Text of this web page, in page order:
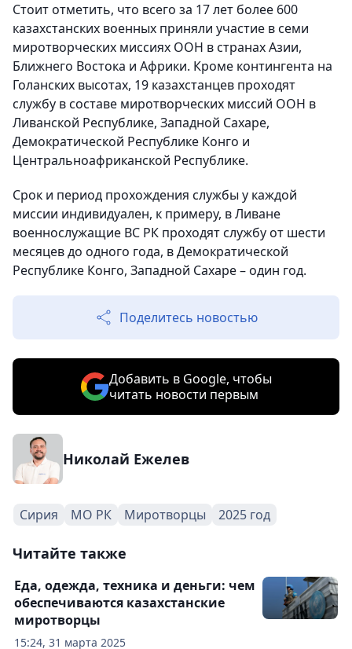
Стоит отметить, что всего за 17 лет более 600
казахстанских военных приняли участие в семи
миротворческих миссиях ООН в странах Азии,
Ближнего Востока и Африки. Кроме контингента на
Голанских высотах, 19 казахстанцев проходят
службу в составе миротворческих миссий ООН в
Ливанской Республике, Западной Сахаре,
Демократической Республике Конго и
Центральноафриканской Республике.
Срок и период прохождения службы у каждой
миссии индивидуален, к примеру, в Ливане
военнослужащие ВС РК проходят службу от шести
месяцев до одного года, в Демократической
Республике Конго, Западной Сахаре – один год.
Поделитесь новостью
Добавить в Google, чтобы
читать новости первым
Николай Ежелев
Сирия МО РК Миротворцы 2025 год
Читайте также
15:24, 31 марта 2025
Еда, одежда, техника и деньги: чем
обеспечиваются казахстанские
миротворцы